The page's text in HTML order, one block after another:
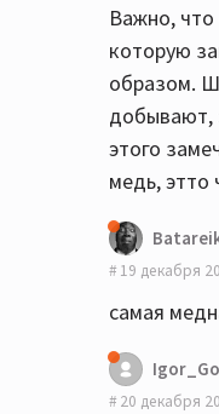
Важно,
которую
образом.
добывают,
этого
медь, этто
19 декабря
самая
20 декабря